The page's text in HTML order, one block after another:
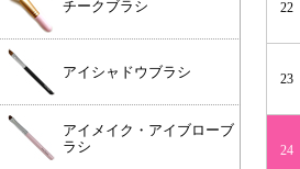
チークブラシ
アイシャドウブラシ
アイメイク・アイブローブ
ラシ
22
23
24